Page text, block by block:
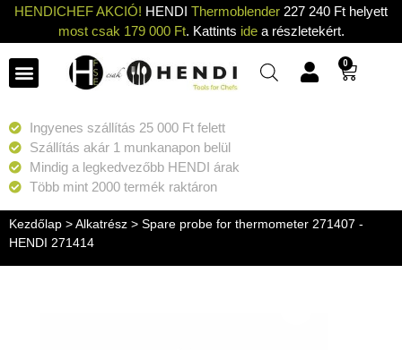
HENDICHEF AKCIÓ! HENDI Thermoblender 227 240 Ft helyett
most csak 179 000 Ft. Kattints idea részletekért.
0
Ingyenes szállítás 25 000 Ft felett
Szállítás akár 1 munkanapon belül
Mindig a legkedvezőbb HENDI árak
Több mint 2000 termék raktáron
Kezdőlap >Alkatrész > Spare probe for thermometer 271407 -
HENDI 271414